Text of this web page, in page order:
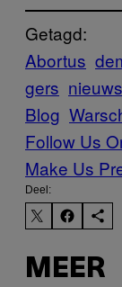
Getagd:
Abortus
gers nieuws
Blog
Follow Us
Make Us
Deel:
MEER